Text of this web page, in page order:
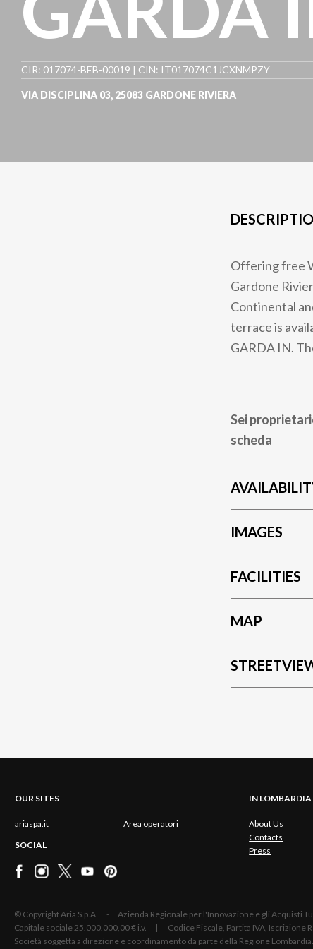
CIR: 017074-BEB-00019 | CIN: IT017074C1JCXNMPZY
VIA DISCIPLINA 03, 25083 GARDONE RIVIERA
Offering free
Gardone
Continental
terrace is
GARDA IN.
Sei
scheda
IMAGES
FACILITIES
MAP
OUR SITES
ariaspa.it Area operatori
SOCIAL
IN LOMBARDIA
About Us
Contacts
Press
© Copyright Aria S.p.A. - Azienda Regionale per l'Innovazione e gli
Capitale sociale 25.000.000,00 € i.v. | Codice Fiscale, Partita IVA,
Società soggetta a direzione e coordinamento da parte della Regione Lombardia.